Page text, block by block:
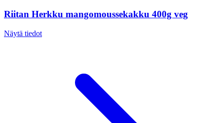
Riitan Herkku mangomoussekakku 400g veg
Näytä tiedot